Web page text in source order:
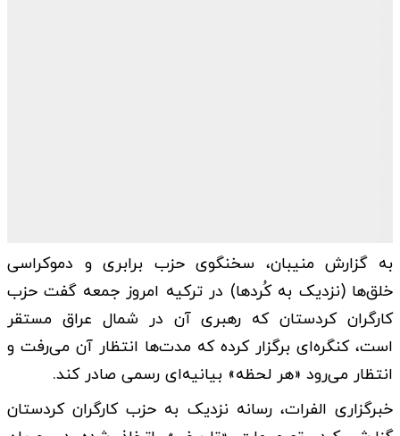
به گزارش منیبان، سخنگوی حزب برابری و دموکراسی
خلق‌ها (نزدیک به کُردها) در ترکیه امروز جمعه گفت حزب
کارگران کردستان که رهبری آن در شمال عراق مستقر
است، کنگره‌ای برگزار کرده که مدت‌ها انتظار آن می‌رفت و
انتظار می‌رود «هر لحظه» بیانیه‌ای رسمی صادر کند.
خبرگزاری الفرات، رسانه نزدیک به حزب کارگران کردستان